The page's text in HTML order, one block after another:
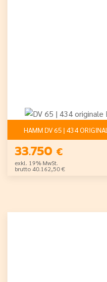
HAMM DV 65 | 434
33.750 €
exkl. 19% MwSt.
brutto 40.162,50 €